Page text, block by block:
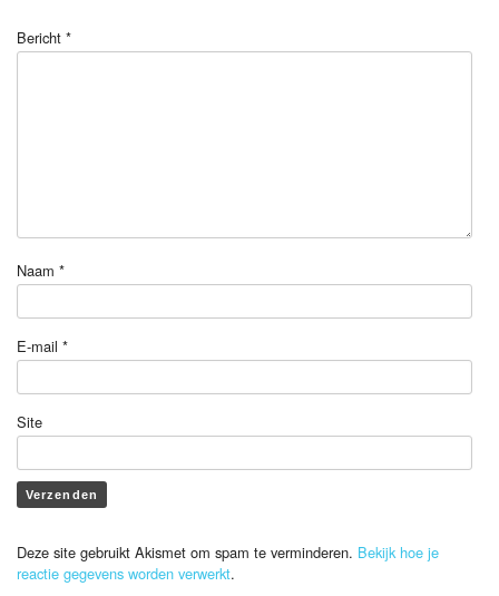
Bericht *
Naam *
E-mail *
Site
Deze site gebruikt Akismet om spam te verminderen. Bekijk hoe je
reactie gegevens worden verwerkt.